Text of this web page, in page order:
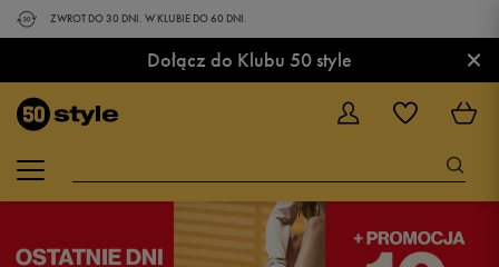
ZWROT DO 30 DNI. W KLUBIE DO 60 DNI.
Dołącz do Klubu 50 style ×